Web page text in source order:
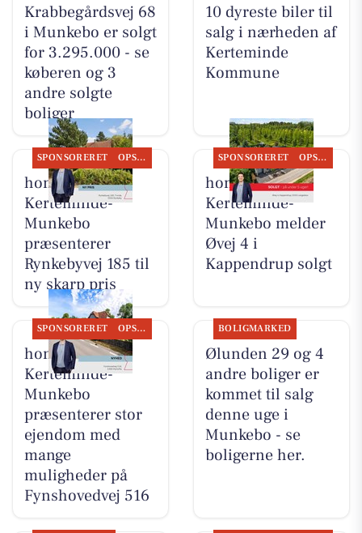
Krabbegårdsvej 68
i Munkebo er solgt
for 3.295.000 - se
køberen og 3
andre solgte
boliger
10 dyreste biler til
salg i nærheden af
Kerteminde
Kommune
SPONSORERET OPSLAGSTAVLEN
home
Kerteminde-
Munkebo
præsenterer
Rynkebyvej 185 til
ny skarp pris
SPONSORERET OPSLAGSTAVLEN
home
Kerteminde-
Munkebo melder
Øvej 4 i
Kappendrup solgt
SPONSORERET OPSLAGSTAVLEN
home
Kerteminde-
Munkebo
præsenterer stor
ejendom med
mange
muligheder på
Fynshovedvej 516
BOLIGMARKED
Ølunden 29 og 4
andre boliger er
kommet til salg
denne uge i
Munkebo - se
boligerne her.